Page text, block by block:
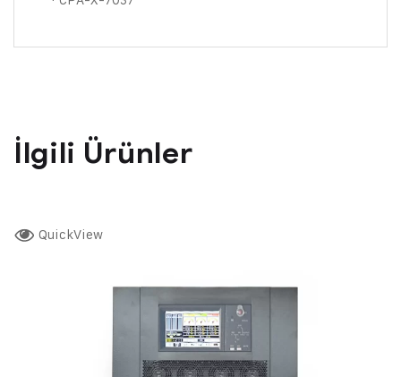
İlgili Ürünler
QuickView